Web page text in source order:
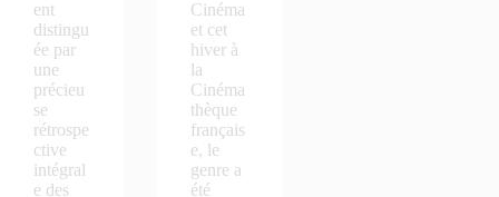
ent
distingu
ée par
une
précieu
se
rétrospe
ctive
intégral
e des
Cinéma
et cet
hiver à
la
Cinéma
thèque
français
e, le
genre a
été